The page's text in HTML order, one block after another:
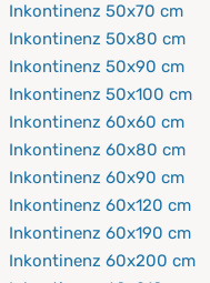
Inkontinenz 50x70 cm
Inkontinenz 50x80 cm
Inkontinenz 50x90 cm
Inkontinenz 50x100 cm
Inkontinenz 60x60 cm
Inkontinenz 60x80 cm
Inkontinenz 60x90 cm
Inkontinenz 60x120 cm
Inkontinenz 60x190 cm
Inkontinenz 60x200 cm